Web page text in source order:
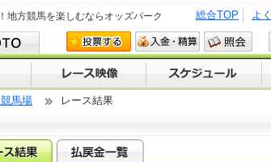
地方競馬を楽しむならオッズパーク よ
総合TOP
馬場 レース結果